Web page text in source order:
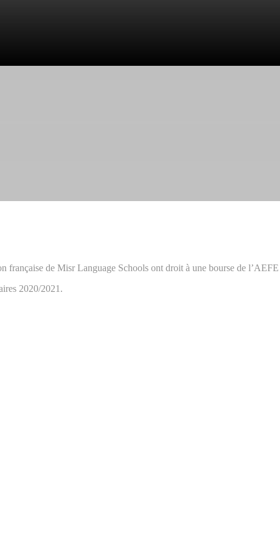
française de Misr Language Schools ont droit à une bourse de
2020/2021.